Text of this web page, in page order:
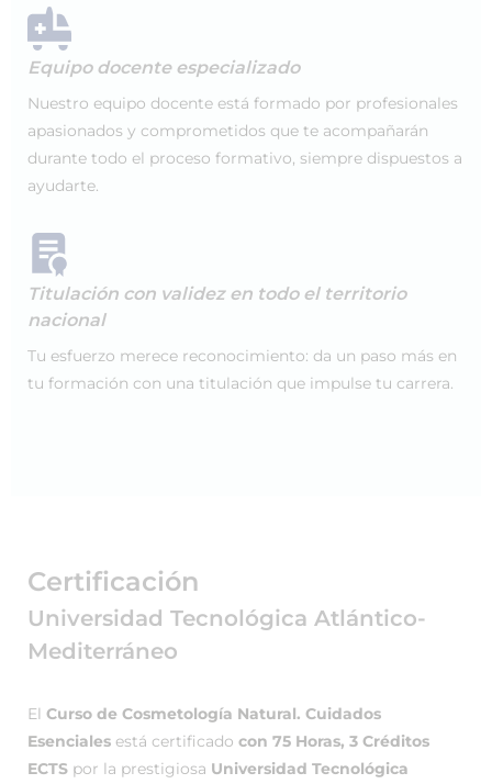
Equipo docente especializado
Nuestro equipo docente está formado por profesionales
apasionados y comprometidos que te acompañarán
durante todo el proceso formativo, siempre dispuestos a
ayudarte.
Titulación con validez en todo el territorio
nacional
Tu esfuerzo merece reconocimiento: da un paso más en
tu formación con una titulación que impulse tu carrera.
Certificación
Universidad Tecnológica Atlántico-
Mediterráneo
El Curso de Cosmetología Natural. Cuidados
Esenciales está certificado con 75 Horas, 3 Créditos
ECTS por la prestigiosa Universidad Tecnológica